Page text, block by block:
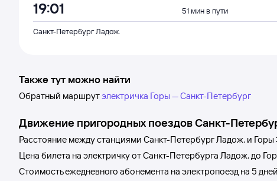
19:01 51 мин в пути
Санкт-Петербург Ладож.
Также тут можно найти
Обратный маршрутэлектричка Горы — Санкт-Петербург
Движение пригородных поездовСанкт-
Расстояние между станциями Санкт-Петербург Ладож. и Горы
Цена билета на электричку отСанкт-Петербурга Ладож.до Гор
Стоимость ежедневного абонемента на электропоезд на 5